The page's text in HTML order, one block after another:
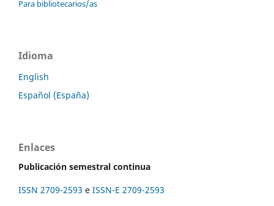
Para bibliotecarios/as
Idioma
English
Español (España)
Enlaces
Publicación semestral continua
ISSN 2709-2593 e ISSN-E 2709-2593